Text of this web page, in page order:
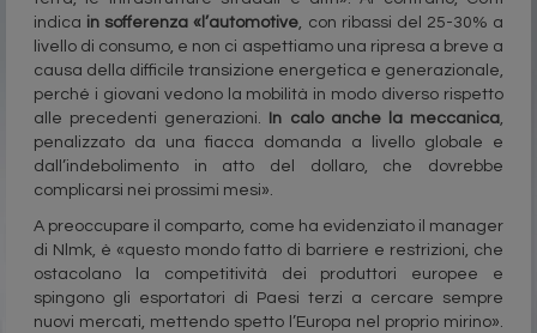
indica in sofferenza «l’automotive, con ribassi del 25-30% a
livello di consumo, e non ci aspettiamo una ripresa a breve a
causa della difficile transizione energetica e generazionale,
perché i giovani vedono la mobilità in modo diverso rispetto
alle precedenti generazioni.
In calo anche la meccanica,
penalizzato da una fiacca domanda a livello globale e
dall’indebolimento in atto del dollaro, che dovrebbe
complicarsi nei prossimi mesi».
A preoccupare il comparto, come ha evidenziato il manager
di Nlmk, è «questo mondo fatto di barriere e restrizioni, che
ostacolano la competitività dei produttori europee e
spingono gli esportatori di Paesi terzi a cercare sempre
nuovi mercati, mettendo spetto l’Europa nel proprio mirino».